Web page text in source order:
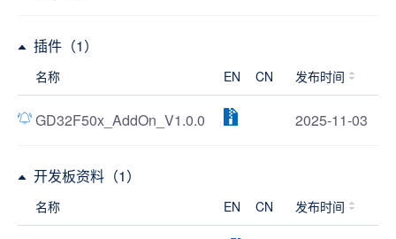
插件（1）
名称 EN CN 发布时间
GD32F50x_AddOn_V1.0.0 2025-11-03
开发板资料（1）
名称 EN CN 发布时间